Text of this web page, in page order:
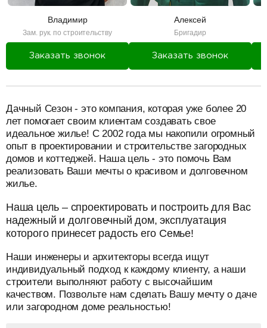
Владимир
Зам. рук. по строительству
Заказать звонок
Алексей
Бригадир
Заказать звонок
Дачный Сезон - это компания, которая уже более 20
лет помогает своим клиентам создавать свое
идеальное жилье! С 2002 года мы накопили огромный
опыт в проектировании и строительстве загородных
домов и коттеджей. Наша цель - это помочь Вам
реализовать Ваши мечты о красивом и долговечном
жилье.
Наша цель – спроектировать и построить для Вас
надежный и долговечный дом, эксплуатация
которого принесет радость его Семье!
Наши инженеры и архитекторы всегда ищут
индивидуальный подход к каждому клиенту, а наши
строители выполняют работу с высочайшим
качеством. Позвольте нам сделать Вашу мечту о даче
или загородном доме реальностью!